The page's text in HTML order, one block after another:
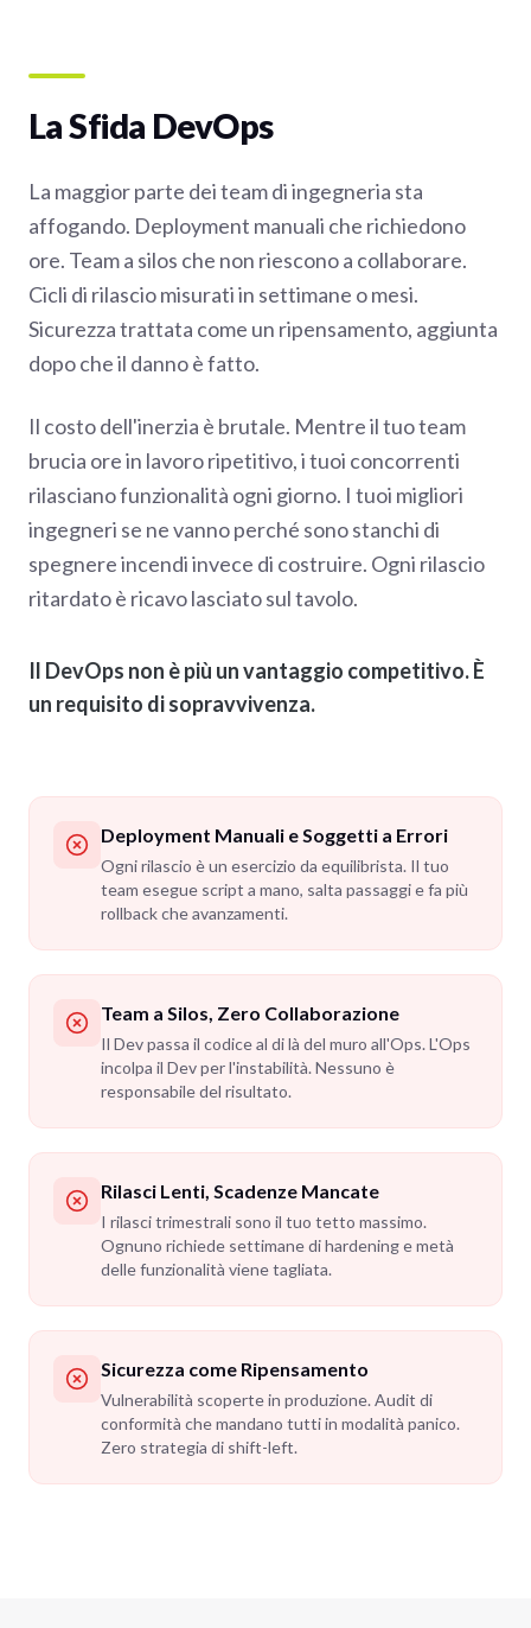
La Sfida DevOps
La maggior parte dei team di ingegneria sta
affogando. Deployment manuali che richiedono
ore. Team a silos che non riescono a collaborare.
Cicli di rilascio misurati in settimane o mesi.
Sicurezza trattata come un ripensamento, aggiunta
dopo che il danno è fatto.
Il costo dell'inerzia è brutale. Mentre il tuo team
brucia ore in lavoro ripetitivo, i tuoi concorrenti
rilasciano funzionalità ogni giorno. I tuoi migliori
ingegneri se ne vanno perché sono stanchi di
spegnere incendi invece di costruire. Ogni rilascio
ritardato è ricavo lasciato sul tavolo.
Il DevOps non è più un vantaggio competitivo. È
un requisito di sopravvivenza.
Deployment Manuali e Soggetti a Errori
Ogni rilascio è un esercizio da equilibrista. Il tuo
team esegue script a mano, salta passaggi e fa più
rollback che avanzamenti.
Team a Silos, Zero Collaborazione
Il Dev passa il codice al di là del muro all'Ops. L'Ops
incolpa il Dev per l'instabilità. Nessuno è
responsabile del risultato.
Rilasci Lenti, Scadenze Mancate
I rilasci trimestrali sono il tuo tetto massimo.
Ognuno richiede settimane di hardening e metà
delle funzionalità viene tagliata.
Sicurezza come Ripensamento
Vulnerabilità scoperte in produzione. Audit di
conformità che mandano tutti in modalità panico.
Zero strategia di shift-left.